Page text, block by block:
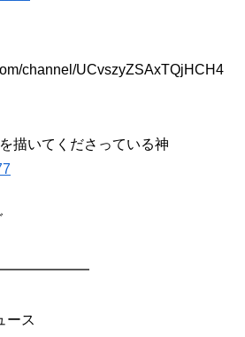
channel/UCvszyZSAxTQjHCH4
描いてくださっている神
ース